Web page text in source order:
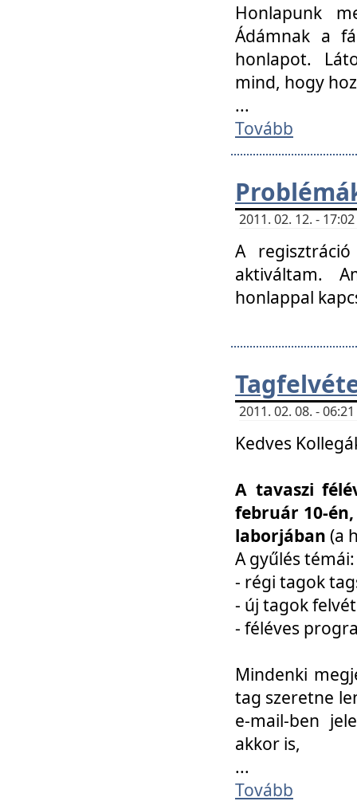
Honlapunk
Ádámnak a
honlapot.
mind, hogy
...
Tovább
2011. 02. 12. -
A
aktiváltam.
honlappal
2011. 02. 08. -
Kedves
A tavaszi
február 10-
laborjában (a
A gyűlés témái:
- régi tagok
- új tagok
- féléves
Mindenki
tag szeretne
e-mail-ben
akkor is,
...
Tovább